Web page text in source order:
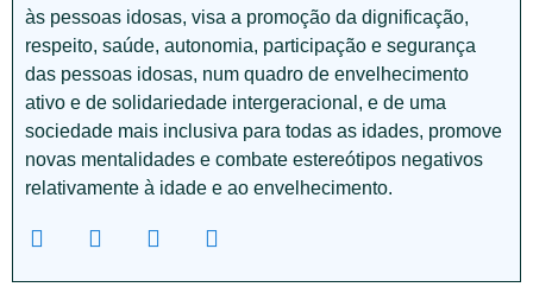
às pessoas idosas, visa a promoção da dignificação,
respeito, saúde, autonomia, participação e segurança
das pessoas idosas, num quadro de envelhecimento
ativo e de solidariedade intergeracional, e de uma
sociedade mais inclusiva para todas as idades, promove
novas mentalidades e combate estereótipos negativos
relativamente à idade e ao envelhecimento.